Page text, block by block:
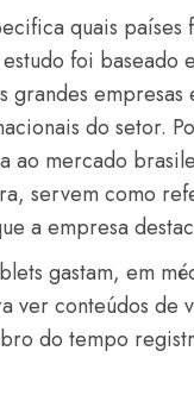
quais países
foi baseado
grandes empresas
do setor.
ao mercado
servem como
a empresa
gastam, em
ver conteúdos de
do tempo